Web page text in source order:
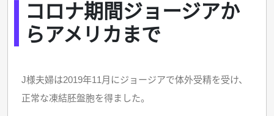
コロナ期間ジョージアか
らアメリカまで
J様夫婦は2019年11月にジョージアで体外受精を受け、
正常な凍結胚盤胞を得ました。